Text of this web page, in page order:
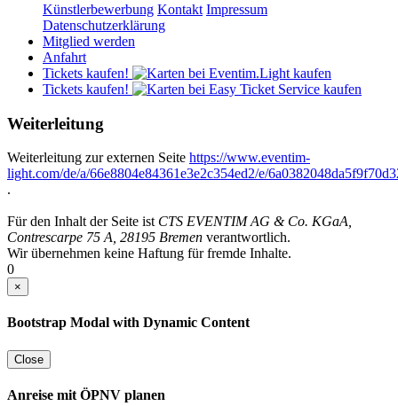
Künstlerbewerbung Kontakt Impressum
Datenschutzerklärung
Mitglied werden
Anfahrt
Tickets kaufen!
Tickets kaufen!
Weiterleitung
Weiterleitung zur externen Seite https://www.eventim-
light.com/de/a/66e8804e84361e3e2c354ed2/e/
.
Für den Inhalt der Seite ist CTS EVENTIM AG & Co. KGaA,
Contrescarpe 75 A, 28195 Bremen verantwortlich.
Wir übernehmen keine Haftung für fremde Inhalte.
0
×
Bootstrap Modal with Dynamic Content
Close
Anreise mit ÖPNV planen